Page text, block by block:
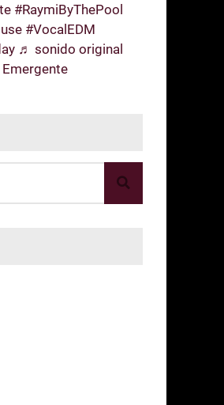
#RaymiByThePool
#VocalEDM
♬ sonido original
Emergente